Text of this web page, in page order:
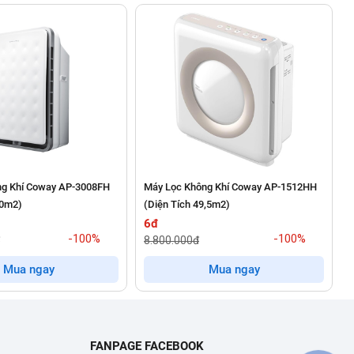
1009CH là giải pháp hoàn hảo cho những không gian
mang đến bầu không khí trong lành, sạch khuẩn,
Khí Coway AP-3008FH
-100%
Mua ngay
Máy Lọc Không Khí Coway AP-1512HH
(Diện Tích 49,5m2)
6đ
8.800.000đ -100%
Mua ngay
FANPAGE FACEBOOK